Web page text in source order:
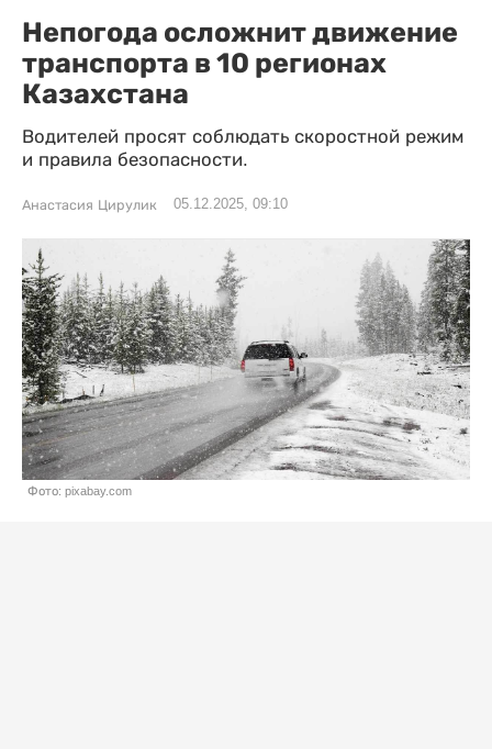
Непогода осложнит движение
транспорта в 10 регионах
Казахстана
Водителей просят соблюдать скоростной режим
и правила безопасности.
Анастасия Цирулик 05.12.2025, 09:10
Фото: pixabay.com